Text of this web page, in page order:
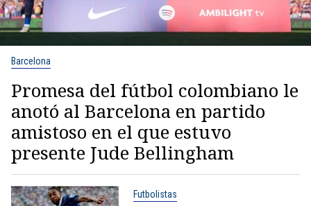
Barcelona
Promesa del fútbol colombiano le
anotó al Barcelona en partido
amistoso en el que estuvo
presente Jude Bellingham
Futbolistas